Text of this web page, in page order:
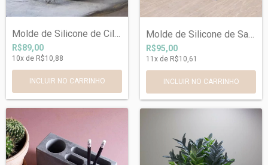
Molde de Silicone de Cilindro Reto com T...
R$89,00
10x de R$10,88
INCLUIR NO CARRINHO
Molde de Silicone de Saboneteira Ondulad...
R$95,00
11 x de R$10,61